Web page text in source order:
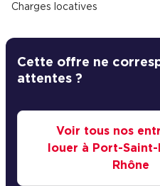
Charges locatives
Cette offre ne
attentes ?
Voir tous nos
louer à Port-
Rhône